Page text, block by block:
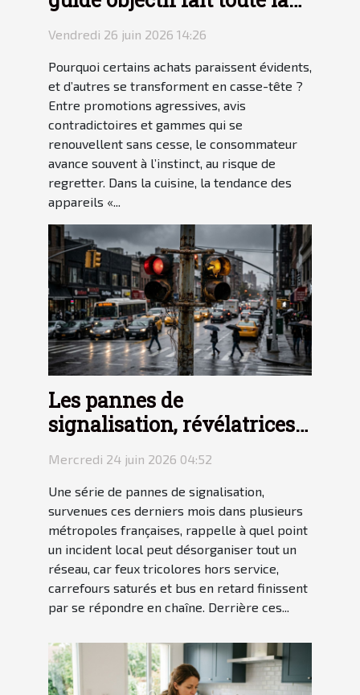
différence
Vendredi 26 juin 2026 14:26
Pourquoi certains achats paraissent évidents,
et d’autres se transforment en casse-tête ?
Entre promotions agressives, avis
contradictoires et gammes qui se
renouvellent sans cesse, le consommateur
avance souvent à l’instinct, au risque de
regretter. Dans la cuisine, la tendance des
appareils «...
Les pannes de
signalisation, révélatrices
des failles du transit urbain
Mercredi 24 juin 2026 04:52
Une série de pannes de signalisation,
survenues ces derniers mois dans plusieurs
métropoles françaises, rappelle à quel point
un incident local peut désorganiser tout un
réseau, car feux tricolores hors service,
carrefours saturés et bus en retard finissent
par se répondre en chaîne. Derrière ces...